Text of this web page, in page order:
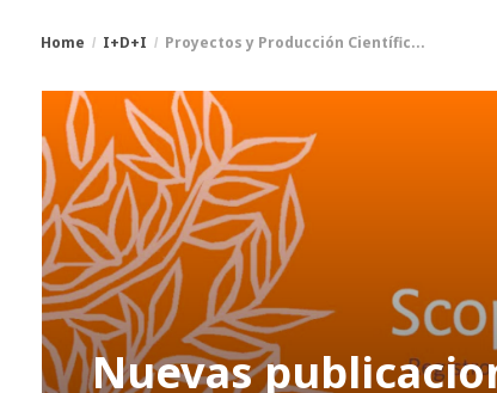
Breadcrumbs
You
are
here:
Home I+D+I Proyectos y Producción Científic...
Nuevas